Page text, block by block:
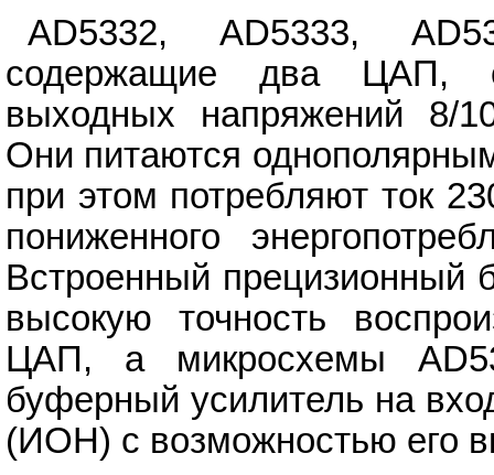
AD5332, AD5333,
содержащие два ЦАП,
выходных напряжений 8/
Они питаются
при этом потребляют ток
пониженного
Встроенный прецизионный
высокую точность
ЦАП, а микросхемы
буферный усилитель на
(ИОН) с возможностью его